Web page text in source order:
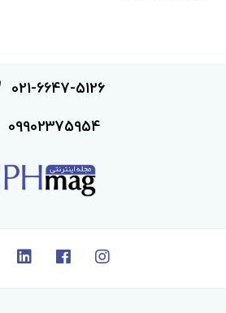
021-6647-5126
09902375954